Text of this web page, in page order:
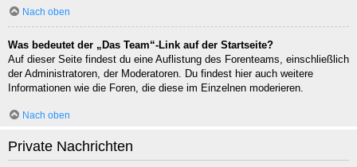
Nach oben
Was bedeutet der „Das Team“-Link auf der Startseite?
Auf dieser Seite findest du eine Auflistung des Forenteams, einschließlich
der Administratoren, der Moderatoren. Du findest hier auch weitere
Informationen wie die Foren, die diese im Einzelnen moderieren.
Nach oben
Private Nachrichten